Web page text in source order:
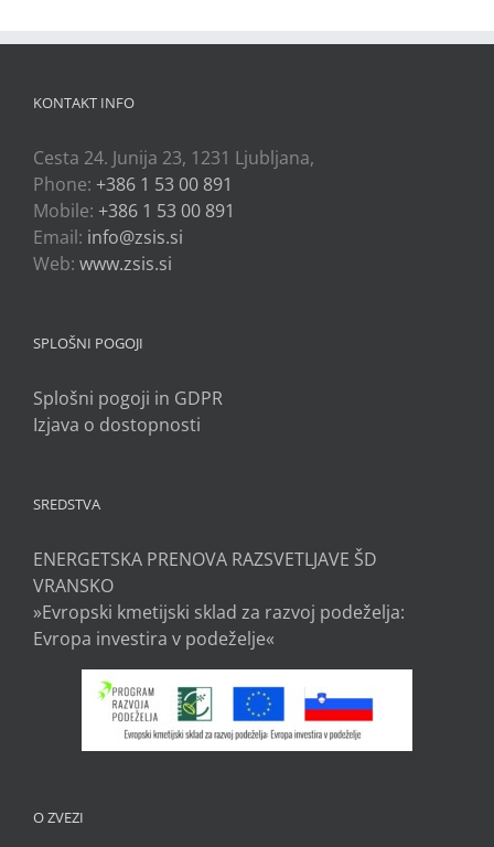
KONTAKT INFO
Cesta 24. Junija 23, 1231 Ljubljana,
Phone: +386 1 53 00 891
Mobile: +386 1 53 00 891
Email: info@zsis.si
Web: www.zsis.si
SPLOŠNI POGOJI
Splošni pogoji in GDPR
Izjava o dostopnosti
SREDSTVA
ENERGETSKA PRENOVA RAZSVETLJAVE ŠD
VRANSKO
»Evropski kmetijski sklad za razvoj podeželja:
Evropa investira v podeželje«
O ZVEZI